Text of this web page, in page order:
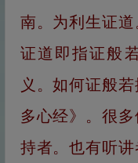
南。为利生证
证道即指证般
义。如何证般
多心经》。很
持者。也有听